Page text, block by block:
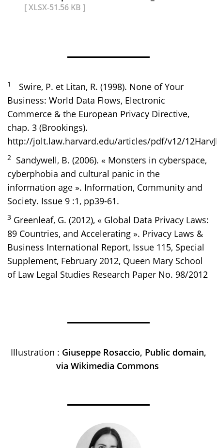
[ XLSX-51.56 KB ]
1 Swire, P. et Litan, R. (1998). None of Your
Business: World Data Flows, Electronic
Commerce & the European Privacy Directive,
chap. 3 (Brookings).
http://jolt.law.harvard.edu/articles/pdf/v12/
2
Sandywell, B. (2006). « Monsters in cyberspace,
cyberphobia and cultural panic in the
information age ». Information, Community and
Society. Issue 9 :1, pp39-61.
3 Greenleaf, G. (2012), « Global Data Privacy Laws:
89 Countries, and Accelerating ». Privacy Laws &
Business International Report, Issue 115, Special
Supplement, February 2012, Queen Mary School
of Law Legal Studies Research Paper No. 98/2012
Illustration : Giuseppe Rosaccio, Public domain,
via Wikimedia Commons